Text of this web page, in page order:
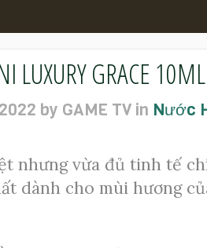
LUXURY GRACE
by GAME TV in Nước
nhưng vừa đủ tinh tế
dành cho mùi hương